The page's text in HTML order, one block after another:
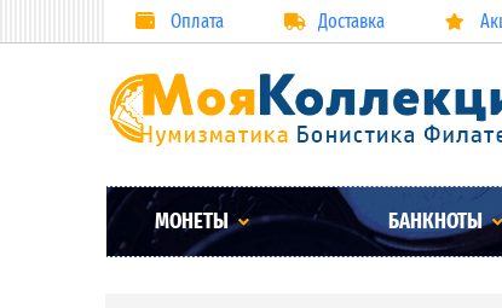
Оплата Доставка
МОНЕТЫ БАНКНОТЫ